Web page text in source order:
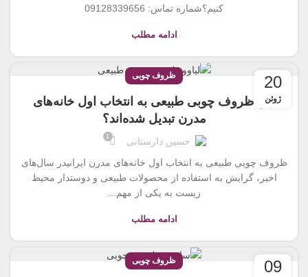
کنیم؟شماره تماس: 09128339656
ادامه مطلب
20
ژوئن
ظروف چوبی
چرا ظروف چوبی طبیعی به انتخاب اول خانه‌های
مدرن تبدیل شده‌اند؟
حسین دارستانی 1
ظروف چوبی طبیعی به انتخاب اول خانه‌های مدرن ایرانیدر سال‌های
اخیر، گرایش به استفاده از محصولات طبیعی و دوستدار محیط
زیست به یکی از مهم‌...
ادامه مطلب
09 ظروف چوبی